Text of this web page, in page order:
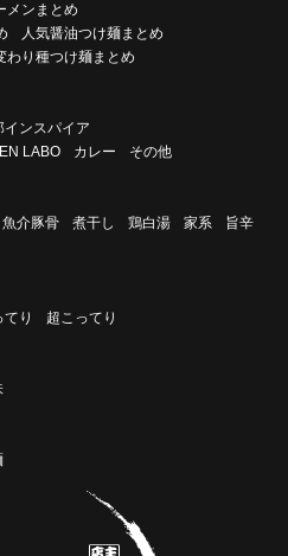
メンまとめ
人気醤油つけ麺まとめ
わり種つけ麺まとめ
インスパイア
LABO カレー その他
魚介豚骨 煮干し 鶏白湯 家系
旨辛
てり 超こってり